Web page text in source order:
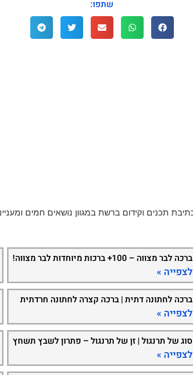
שתפו:
ברכה לבר מצווה – 100+ ברכות מיוחדות לבר מצווה!
לצפייה »
ברכה לחתונה דתית | ברכה קצרה לחתונה חרדתית
לצפייה »
סוג של תרנגול | זן של תרנגול – פתרון לשבץ תשחץ
לצפייה »